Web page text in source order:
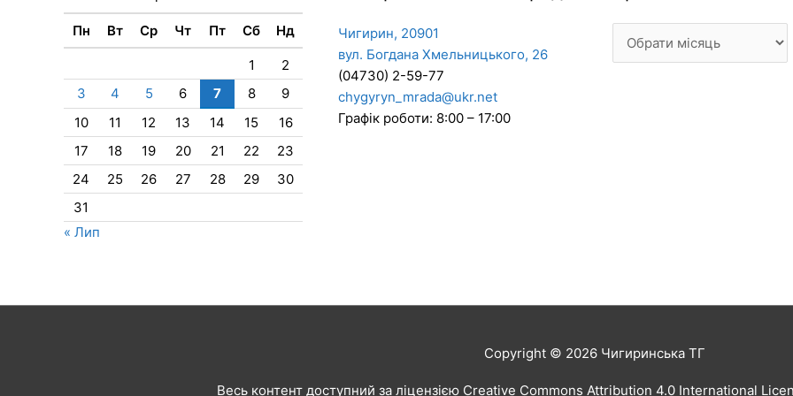
Пн Вт Ср Чт Пт Сб Нд
1
2
3
4 5 6 7 8
9
10
11 12 13 14 15
16
17
18 19 20 21 22
23
24
25 26 27 28 29
30
31
« Лип
Чигирин, 20901
вул. Богдана Хмельницького, 26
(04730) 2-59-77
chygyryn_mrada@ukr.net
Графік роботи: 8:00 – 17:00
Copyright © 2026 Чигиринська ТГ
Весь контент доступний за ліцензією Creative Commons Attribution 4.0 International